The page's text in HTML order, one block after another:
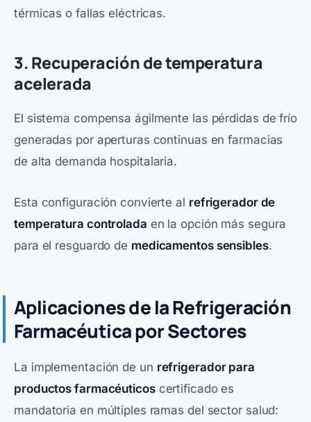
térmicas o fallas eléctricas.
3. Recuperación de temperatura
acelerada
El sistema compensa ágilmente las pérdidas de frío
generadas por aperturas continuas en farmacias
de alta demanda hospitalaria.
Esta configuración convierte al refrigerador de
temperatura controlada en la opción más segura
para el resguardo de medicamentos sensibles.
Aplicaciones de la Refrigeración
Farmacéutica por Sectores
La implementación de un refrigerador para
productos farmacéuticoscertificado es
mandatoria en múltiples ramas del sector salud: